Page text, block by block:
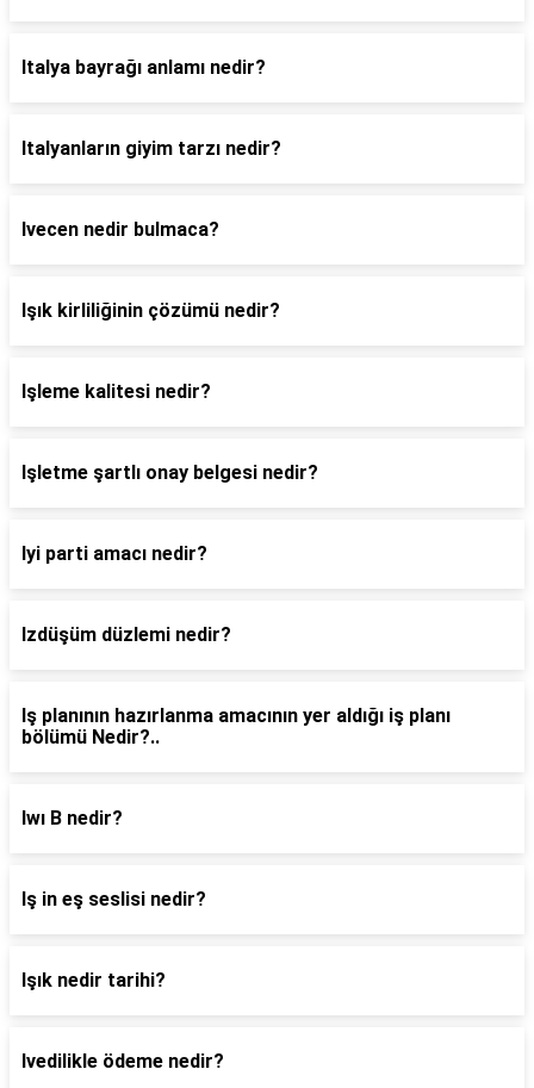
Italya bayrağı anlamı nedir?
Italyanların giyim tarzı nedir?
Ivecen nedir bulmaca?
Işık kirliliğinin çözümü nedir?
Işleme kalitesi nedir?
Işletme şartlı onay belgesi nedir?
Iyi parti amacı nedir?
Izdüşüm düzlemi nedir?
Iş planının hazırlanma amacının yer aldığı iş planı
bölümü Nedir?..
Iwı B nedir?
Iş in eş seslisi nedir?
Işık nedir tarihi?
Ivedilikle ödeme nedir?